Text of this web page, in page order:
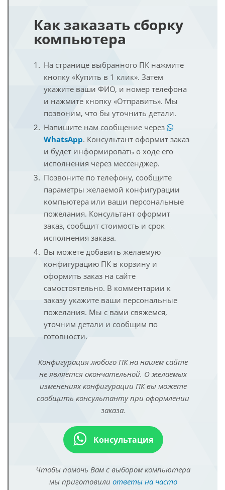
Как заказать сборку
компьютера
На странице выбранного ПК нажмите
кнопку «Купить в 1 клик». Затем
укажите ваши ФИО, и номер телефона
и нажмите кнопку «Отправить». Мы
позвоним, что бы уточнить детали.
Напишите нам сообщение через
WhatsApp. Консультант оформит заказ
и будет информировать о ходе его
исполнения через мессенджер.
Позвоните по телефону, сообщите
параметры желаемой конфигурации
компьютера или ваши персональные
пожелания. Консультант оформит
заказ, сообщит стоимость и срок
исполнения заказа.
Вы можете добавить желаемую
конфигурацию ПК в корзину и
оформить заказ на сайте
самостоятельно. В комментарии к
заказу укажите ваши персональные
пожелания. Мы с вами свяжемся,
уточним детали и сообщим по
готовности.
Конфигурация любого ПК на нашем сайте
не является окончательной. О желаемых
изменениях конфигурации ПК вы можете
сообщить консультанту при оформлении
заказа.
Консультация
Чтобы помочь Вам с выбором компьютера
мы приготовили ответы на часто